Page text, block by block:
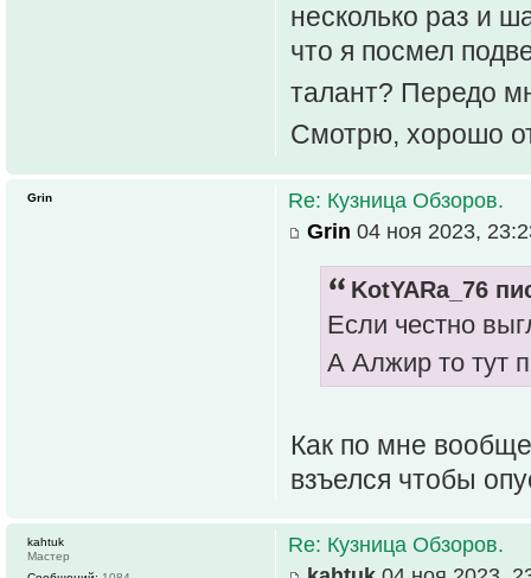
несколько раз и
что я посмел
талант? Передо
Смотрю, хорошо
Re: Кузница Обзоров.
Grin 04 ноя 2023,
KotYARa_76
Если честно
А Алжир то тут
Как по мне
взъелся чтобы
Grin
Re: Кузница Обзоров.
kahtuk
Мастер